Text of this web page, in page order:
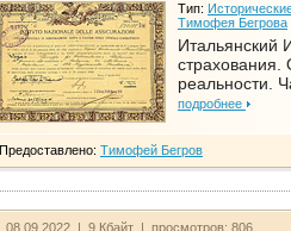
Тип:
Тимофея Бегрова
Итальянский
страхования.
реальности.
подробнее
Предоставлено: Тимофей Бегров
08.09.2022 | 9 Кбайт | просмотров: 806